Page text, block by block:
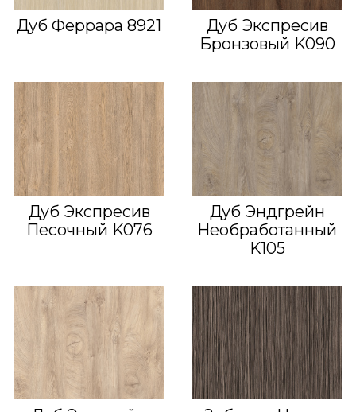
Дуб Феррара 8921
Дуб Экспресив
Бронзовый K090
Дуб Экспресив
Песочный K076
Дуб Эндгрейн
Необработанный
K105